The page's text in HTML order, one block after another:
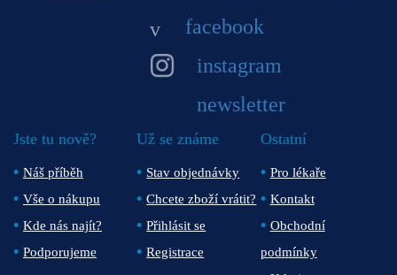
facebook
instagram
newsletter
Jste tu nově?
Náš příběh
Vše o nákupu
Kde nás najít?
Podporujeme
Už se známe
Stav objednávky
Chcete zboží vrátit?
Přihlásit se
Registrace
Ostatní
Pro lékaře
Kontakt
Obchodní
podmínky